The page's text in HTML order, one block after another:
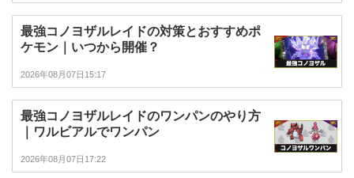
最強コノヨザルレイドの対策とおすすめポ
ケモン｜いつから開催？
2026年08月07日15:17
最強コノヨザルレイドのワンパンのやり方
｜ワルビアルでワンパン
2026年08月07日17:22